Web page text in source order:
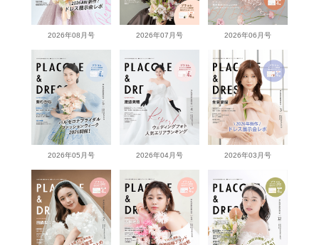
2026年08月号 2026年07月号 2026年06月号
2026年05月号 2026年04月号 2026年03月号